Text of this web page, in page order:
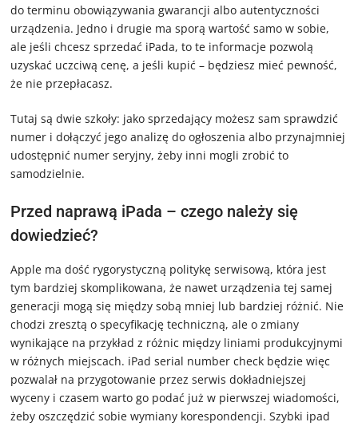
do terminu obowiązywania gwarancji albo autentyczności
urządzenia. Jedno i drugie ma sporą wartość samo w sobie,
ale jeśli chcesz sprzedać iPada, to te informacje pozwolą
uzyskać uczciwą cenę, a jeśli kupić – będziesz mieć pewność,
że nie przepłacasz.
Tutaj są dwie szkoły: jako sprzedający możesz sam sprawdzić
numer i dołączyć jego analizę do ogłoszenia albo przynajmniej
udostępnić numer seryjny, żeby inni mogli zrobić to
samodzielnie.
Przed naprawą iPada – czego należy się
dowiedzieć?
Apple ma dość rygorystyczną politykę serwisową, która jest
tym bardziej skomplikowana, że nawet urządzenia tej samej
generacji mogą się między sobą mniej lub bardziej różnić. Nie
chodzi zresztą o specyfikację techniczną, ale o zmiany
wynikające na przykład z różnic między liniami produkcyjnymi
w różnych miejscach. iPad serial number check będzie więc
pozwalał na przygotowanie przez serwis dokładniejszej
wyceny i czasem warto go podać już w pierwszej wiadomości,
żeby oszczędzić sobie wymiany korespondencji. Szybki ipad